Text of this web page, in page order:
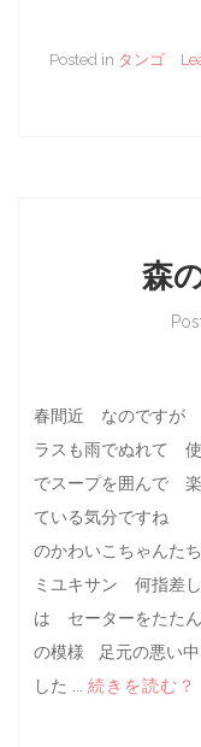
Posted in タンゴ
森
春間近 なのですが
ラスも雨でぬれて
でスープを囲んで
ている気
のかわいこちゃん
ミユキサン 何指差
は セーターをたた
の模様 足元の悪い
した ...続きを読む？